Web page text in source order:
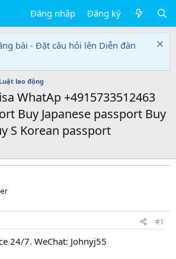
Đăng nhập Đăng ký
bài - Đặt câu hỏi lên Diễn đàn
lao động
WhatAp +4915733512463
Buy Japanese passport Buy
S Korean passport
#1
24/7. WeChat: Johnyj55